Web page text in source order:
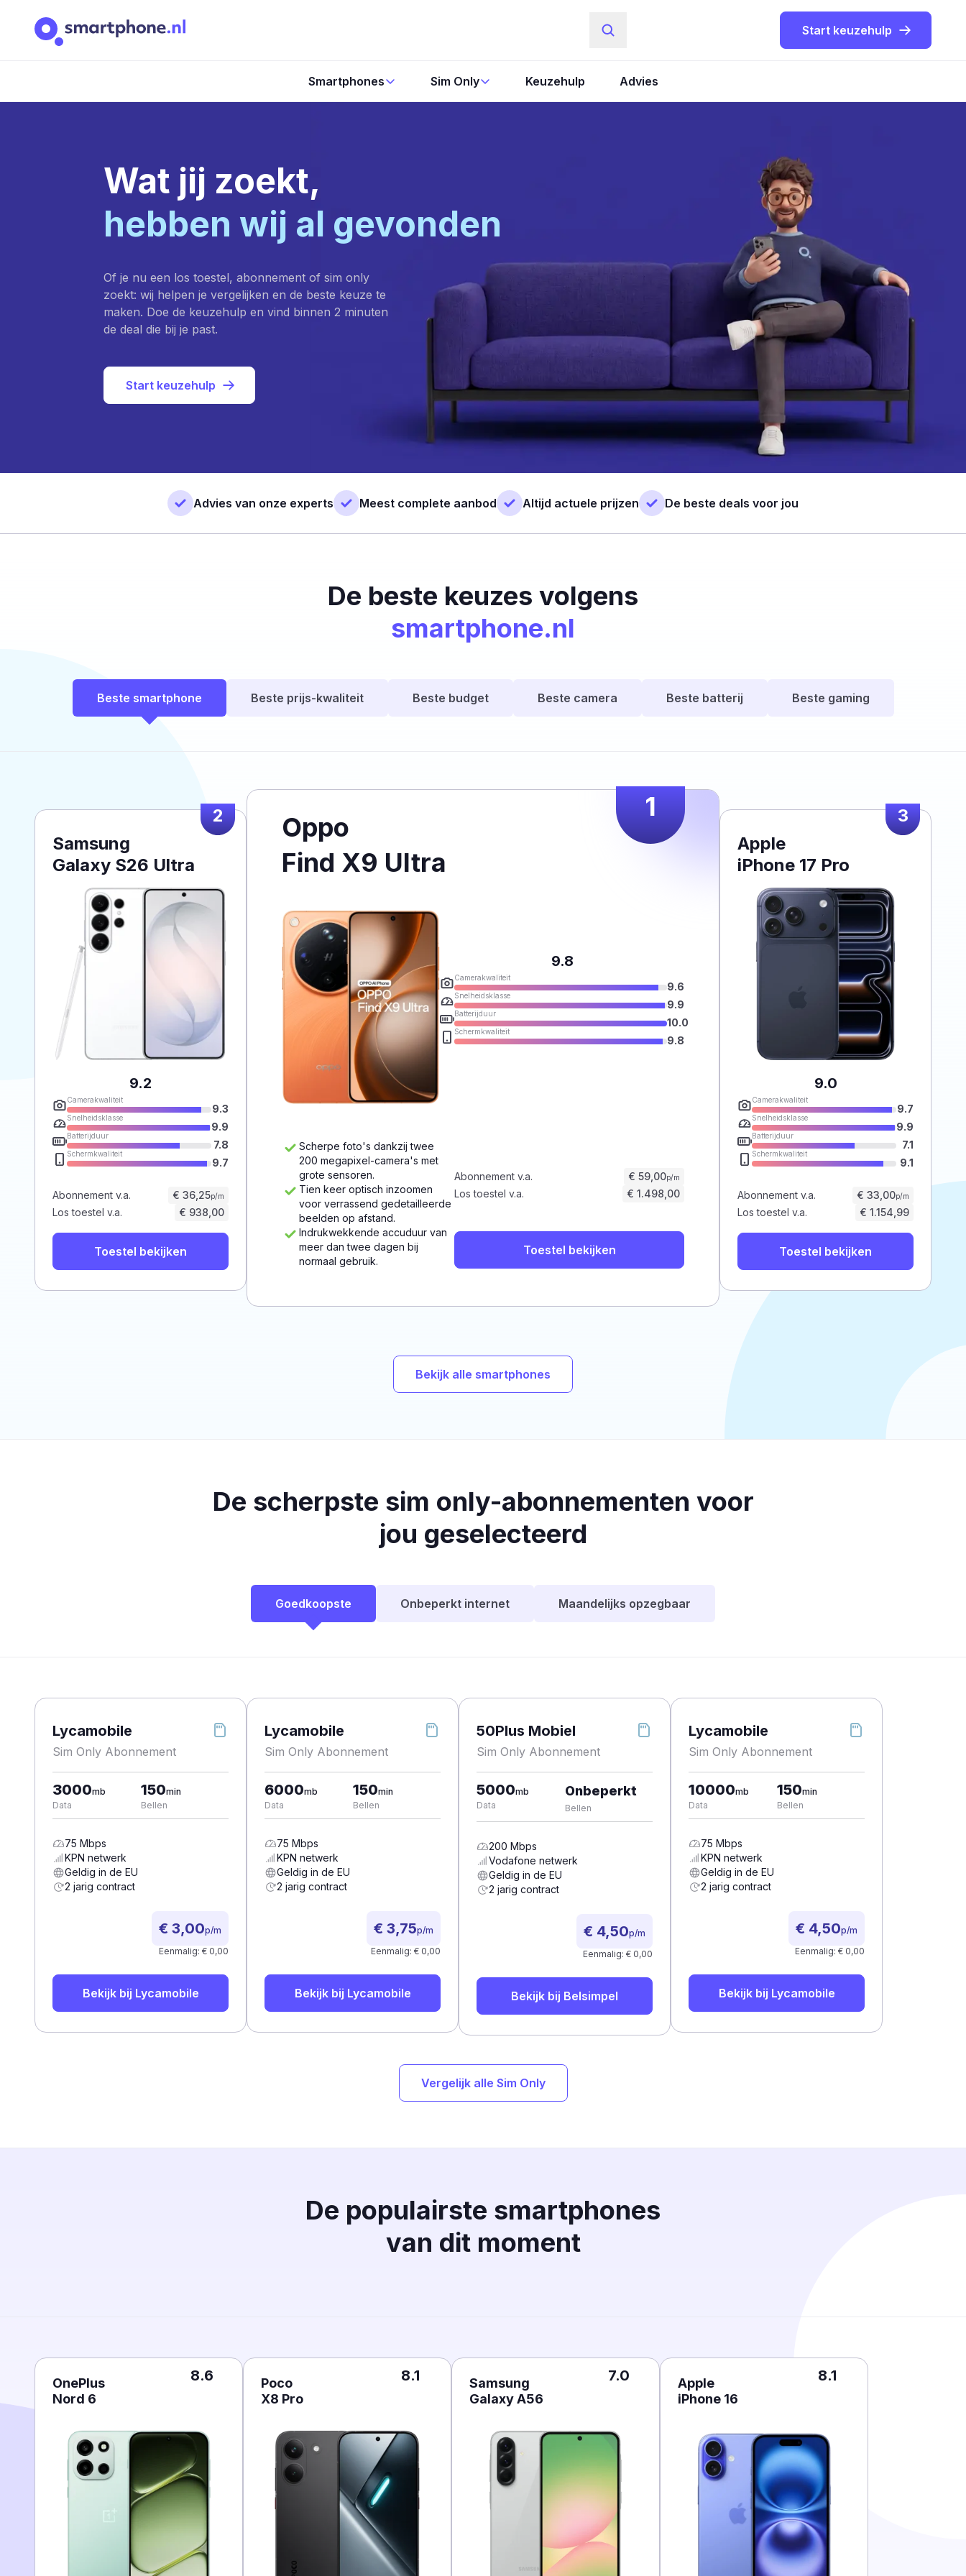
Start keuzehulp
Smartphones Sim Only Keuzehulp Advies
Wat jij zoekt,
hebben wij al gevonden
Of je nu een los toestel, abonnement of sim only
zoekt: wij helpen je vergelijken en de beste keuze te
maken. Doe de keuzehulp en vind binnen 2 minuten
de deal die bij je past.
Start keuzehulp
Advies van onze experts Meest complete aanbod Altijd actuele prijzen De beste deals voor jou
De beste keuzes volgens
smartphone.nl
Beste smartphone Beste prijs-kwaliteit Beste budget Beste camera Beste batterij Beste gaming
1
Oppo
Find X9 Ultra
9.8
Camerakwaliteit
9.6
Snelheidsklasse
9.9
Batterijduur
10.0
Schermkwaliteit
9.8
Scherpe foto's dankzij twee
200 megapixel-camera's met
grote sensoren.
Tien keer optisch inzoomen
voor verrassend gedetailleerde
beelden op afstand.
Indrukwekkende accuduur van
meer dan twee dagen bij
normaal gebruik.
Abonnement v.a. € 59,00p/m
Los toestel v.a. € 1.498,00
Toestel bekijken
2
Samsung
Galaxy S26 Ultra
9.2
Camerakwaliteit
9.3
Snelheidsklasse
9.9
Batterijduur
7.8
Schermkwaliteit
9.7
Abonnement v.a. € 36,25p/m
Los toestel v.a. € 938,00
Toestel bekijken
3
Apple
iPhone 17 Pro
9.0
Camerakwaliteit
9.7
Snelheidsklasse
9.9
Batterijduur
7.1
Schermkwaliteit
9.1
Abonnement v.a. € 33,00p/m
Los toestel v.a. € 1.154,99
Toestel bekijken
Bekijk alle smartphones
De scherpste sim only-abonnementen voor
jou geselecteerd
Goedkoopste Onbeperkt internet Maandelijks opzegbaar
Lycamobile
Sim Only Abonnement
3000mb
Data
150min
Bellen
75 Mbps
KPN netwerk
Geldig in de EU
2 jarig contract
€ 3,00p/m
Eenmalig: € 0,00
Bekijk bij Lycamobile
Lycamobile
Sim Only Abonnement
6000mb
Data
150min
Bellen
75 Mbps
KPN netwerk
Geldig in de EU
2 jarig contract
€ 3,75p/m
Eenmalig: € 0,00
Bekijk bij Lycamobile
50Plus Mobiel
Sim Only Abonnement
5000mb
Data
Onbeperkt
Bellen
200 Mbps
Vodafone netwerk
Geldig in de EU
2 jarig contract
€ 4,50p/m
Eenmalig: € 0,00
Bekijk bij Belsimpel
Lycamobile
Sim Only Abonnement
10000mb
Data
150min
Bellen
75 Mbps
KPN netwerk
Geldig in de EU
2 jarig contract
€ 4,50p/m
Eenmalig: € 0,00
Bekijk bij Lycamobile
Vergelijk alle Sim Only
De populairste smartphones
van dit moment
OnePlus
Nord 6
8.6
Poco
X8 Pro
8.1
Samsung
Galaxy A56
7.0
Apple
iPhone 16
8.1